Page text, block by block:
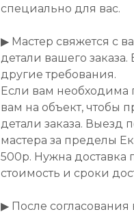
специально для вас.
▶ Мастер свяжется с
детали вашего
другие требования.
Если вам необходима
вам на объект, чтобы
детали заказа. Выезд
мастера за пределы
500р. Нужна доставка
стоимость и сроки
▶ После